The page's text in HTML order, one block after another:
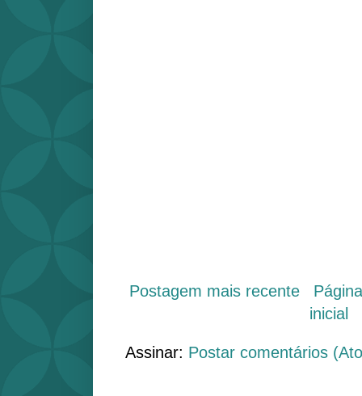
Postagem mais recente
inicial
Assinar: Postar comentários